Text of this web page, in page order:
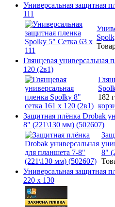
Универсальная защитная
111
Глянцевая универсальная
120 (2в1)
182
Защитная плёнка Drobak
8" (221\130 мм) (502607)
8"
Универсальная защитная
220 x 130